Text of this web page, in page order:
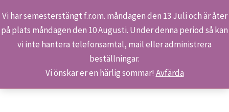
Vi har semesterstängt f.r.om. måndagen den 13 Juli och är åter
på plats måndagen den 10 Augusti. Under denna period så kan
vi inte hantera telefonsamtal, mail eller administrera
beställningar.
Vi önskar er en härlig sommar! Avfärda
Hoppa
Sök
Hem Butiken Sida 4